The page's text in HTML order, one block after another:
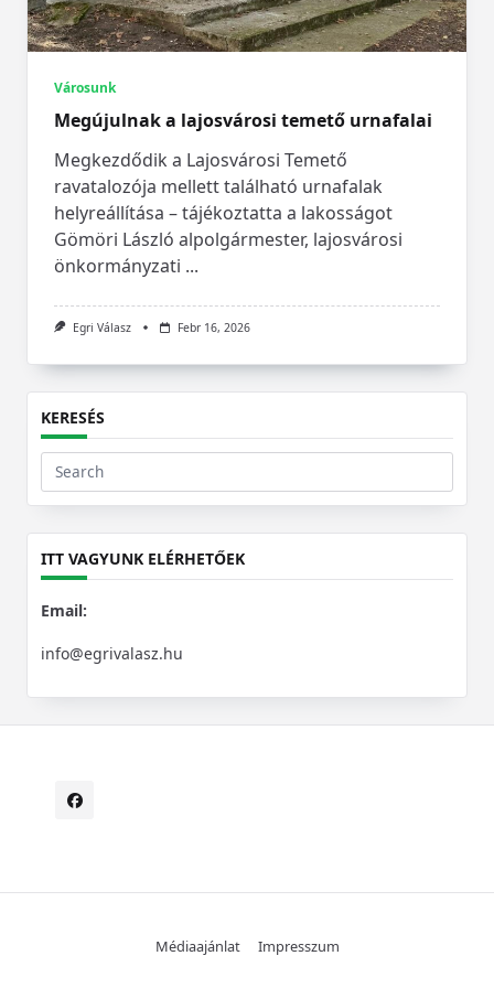
Városunk
Megújulnak a lajosvárosi temető urnafalai
Megkezdődik a Lajosvárosi Temető
ravatalozója mellett található urnafalak
helyreállítása – tájékoztatta a lakosságot
Gömöri László alpolgármester, lajosvárosi
önkormányzati ...
Egri Válasz Febr 16, 2026
KERESÉS
Search
for:
ITT VAGYUNK ELÉRHETŐEK
Email:
info@egrivalasz.hu
Médiaajánlat Impresszum